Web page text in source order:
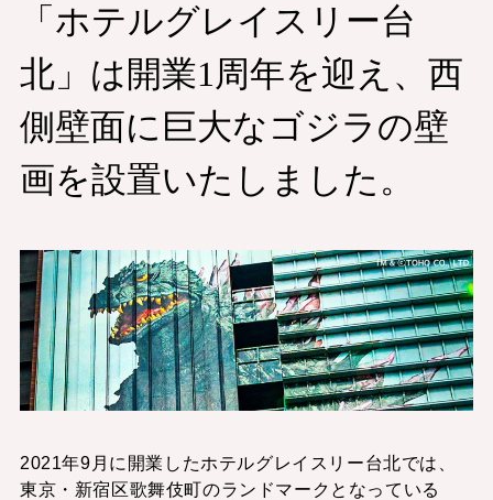
「ホテルグレイスリー台
北」は開業1周年を迎え、西
側壁面に巨大なゴジラの壁
画を設置いたしました。
2021年9月に開業したホテルグレイスリー台北では、
東京・新宿区歌舞伎町のランドマークとなっている